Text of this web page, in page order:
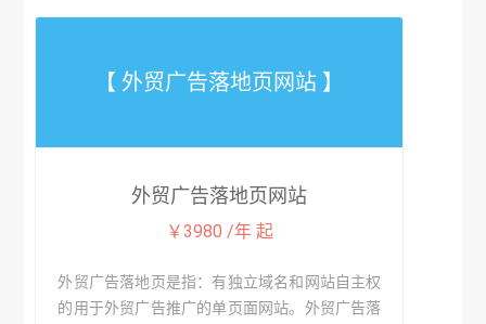
【 外贸广告落地页网站 】
外贸广告落地页网站
￥3980 /年 起
外贸广告落地页是指：有独立域名和网站自主权
的用于外贸广告推广的单页面网站。外贸广告落